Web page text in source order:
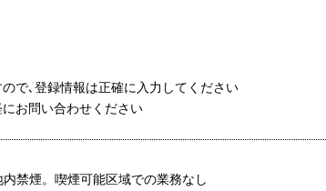
で､登録情報は正確に入力してください
お問い合わせください
禁煙。喫煙可能区域での業務なし